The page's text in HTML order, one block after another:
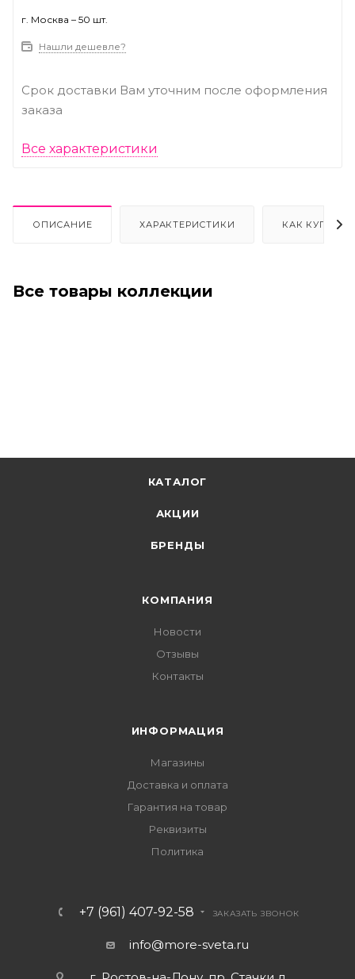
г. Москва – 50 шт.
Нашли дешевле?
Срок доставки Вам уточним после оформления
заказа
Все характеристики
ОПИСАНИЕ ХАРАКТЕРИСТИКИ КАК КУПИТЬ
Все товары коллекции
КАТАЛОГ
АКЦИИ
БРЕНДЫ
КОМПАНИЯ
Новости
Отзывы
Контакты
ИНФОРМАЦИЯ
Магазины
Доставка и оплата
Гарантия на товар
Реквизиты
Политика
+7 (961) 407-92-58 ЗАКАЗАТЬ ЗВОНОК
info@more-sveta.ru